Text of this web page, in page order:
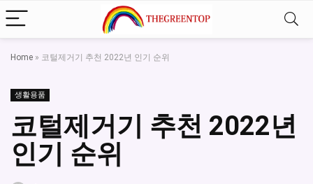
Home » 코털제거기 추천 2022년 인기 순위
생활용품
코털제거기 추천 2022년
인기 순위